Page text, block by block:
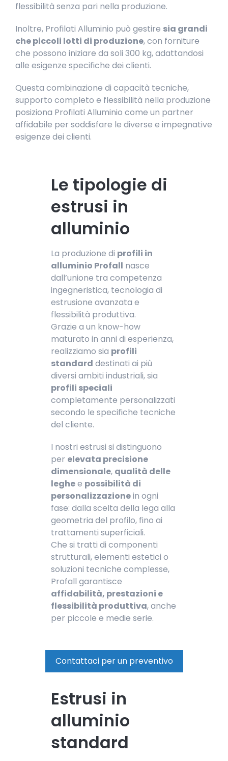
flessibilità senza pari nella produzione.
Inoltre, Profilati Alluminio può gestire sia grandi
che piccoli lotti di produzione, con forniture
che possono iniziare da soli 300 kg, adattandosi
alle esigenze specifiche dei clienti.
Questa combinazione di capacità tecniche,
supporto completo e flessibilità nella produzione
posiziona Profilati Alluminio come un partner
affidabile per soddisfare le diverse e impegnative
esigenze dei clienti.
Le tipologie di
estrusi in
alluminio
La produzione di profili in
alluminio Profall nasce
dall’unione tra competenza
ingegneristica, tecnologia di
estrusione avanzata e
flessibilità produttiva.
Grazie a un know-how
maturato in anni di esperienza,
realizziamo sia profili
standard destinati ai più
diversi ambiti industriali, sia
profili speciali
completamente personalizzati
secondo le specifiche tecniche
del cliente.
I nostri estrusi si distinguono
per elevata precisione
dimensionale, qualità delle
leghee possibilità di
personalizzazionein ogni
fase: dalla scelta della lega alla
geometria del profilo, fino ai
trattamenti superficiali.
Che si tratti di componenti
strutturali, elementi estetici o
soluzioni tecniche complesse,
Profall garantisce
affidabilità, prestazioni e
flessibilità produttiva, anche
per piccole e medie serie.
Contattaci per un preventivo
Estrusi in
alluminio
standard